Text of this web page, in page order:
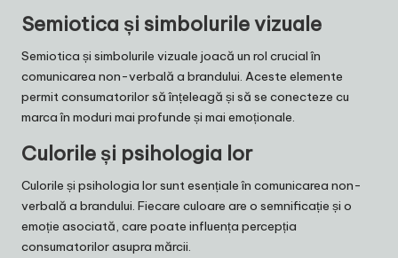
Semiotica și simbolurile vizuale
Semiotica și simbolurile vizuale joacă un rol crucial în
comunicarea non-verbală a brandului. Aceste elemente
permit consumatorilor să înțeleagă și să se conecteze cu
marca în moduri mai profunde și mai emoționale.
Culorile și psihologia lor
Culorile și psihologia lor sunt esențiale în comunicarea non-
verbală a brandului. Fiecare culoare are o semnificație și o
emoție asociată, care poate influența percepția
consumatorilor asupra mărcii.